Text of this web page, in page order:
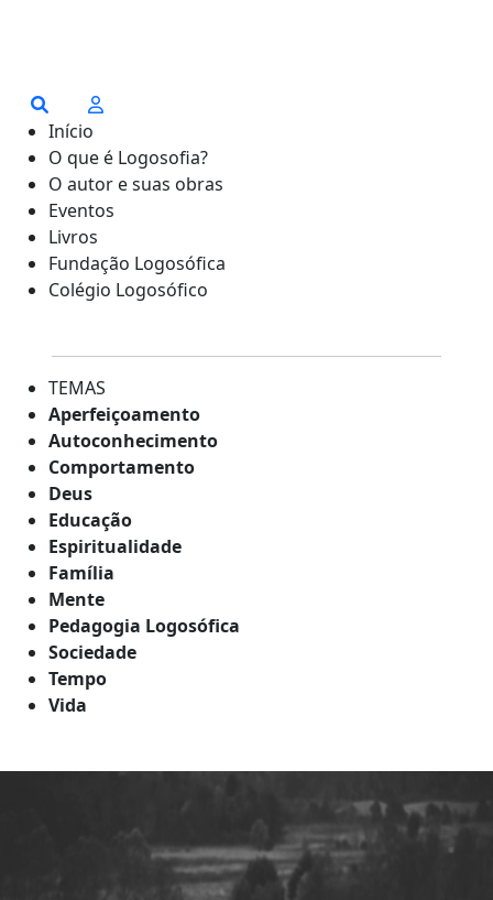
Início
O que é Logosofia?
O autor e suas obras
Eventos
Livros
Fundação Logosófica
Colégio Logosófico
TEMAS
Aperfeiçoamento
Autoconhecimento
Comportamento
Deus
Educação
Espiritualidade
Família
Mente
Pedagogia Logosófica
Sociedade
Tempo
Vida